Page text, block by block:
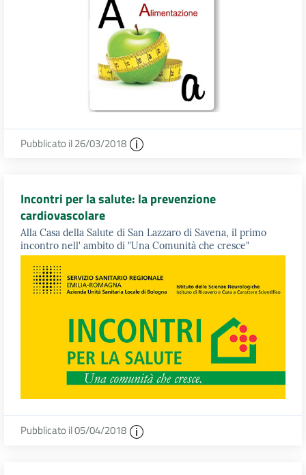
Pubblicato il 26/03/2018
Incontri per la salute: la prevenzione
cardiovascolare
Alla Casa della Salute di San Lazzaro di Savena, il primo
incontro nell' ambito di "Una Comunità che cresce"
Pubblicato il 05/04/2018